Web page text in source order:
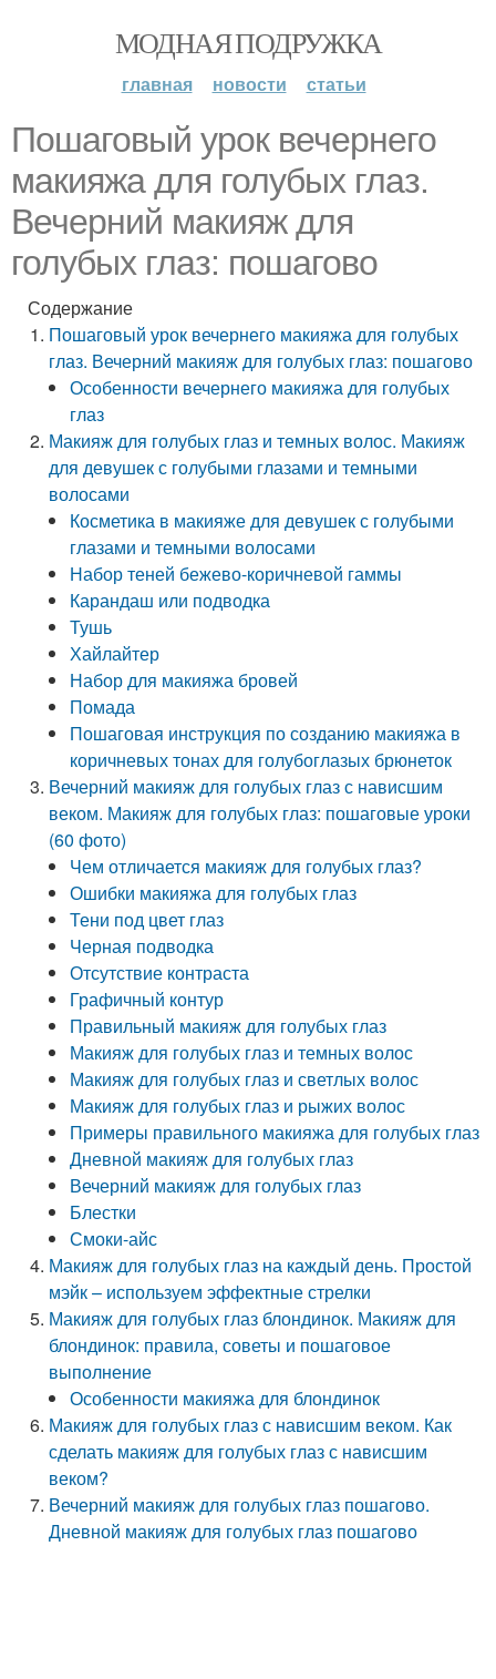
МОДНАЯ ПОДРУЖКА
главная новости статьи
Пошаговый урок вечернего
макияжа для голубых глаз.
Вечерний макияж для
голубых глаз: пошагово
Содержание
Пошаговый урок вечернего макияжа для голубых
глаз. Вечерний макияж для голубых глаз: пошагово
Особенности вечернего макияжа для голубых
глаз
Макияж для голубых глаз и темных волос. Макияж
для девушек с голубыми глазами и темными
волосами
Косметика в макияже для девушек с голубыми
глазами и темными волосами
Набор теней бежево-коричневой гаммы
Карандаш или подводка
Тушь
Хайлайтер
Набор для макияжа бровей
Помада
Пошаговая инструкция по созданию макияжа в
коричневых тонах для голубоглазых брюнеток
Вечерний макияж для голубых глаз с нависшим
веком. Макияж для голубых глаз: пошаговые уроки
(60 фото)
Чем отличается макияж для голубых глаз?
Ошибки макияжа для голубых глаз
Тени под цвет глаз
Черная подводка
Отсутствие контраста
Графичный контур
Правильный макияж для голубых глаз
Макияж для голубых глаз и темных волос
Макияж для голубых глаз и светлых волос
Макияж для голубых глаз и рыжих волос
Примеры правильного макияжа для голубых глаз
Дневной макияж для голубых глаз
Вечерний макияж для голубых глаз
Блестки
Смоки-айс
Макияж для голубых глаз на каждый день. Простой
мэйк – используем эффектные стрелки
Макияж для голубых глаз блондинок. Макияж для
блондинок: правила, советы и пошаговое
выполнение
Особенности макияжа для блондинок
Макияж для голубых глаз с нависшим веком. Как
сделать макияж для голубых глаз с нависшим
веком?
Вечерний макияж для голубых глаз пошагово.
Дневной макияж для голубых глаз пошагово